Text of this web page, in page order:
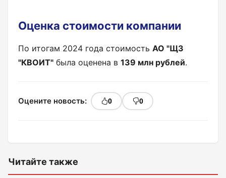
Оценка стоимости компании
По итогам 2024 года стоимость АО "ЩЗ
"КВОИТ" была оценена в 139 млн рублей.
Оцените новость: 0 0
Читайте также